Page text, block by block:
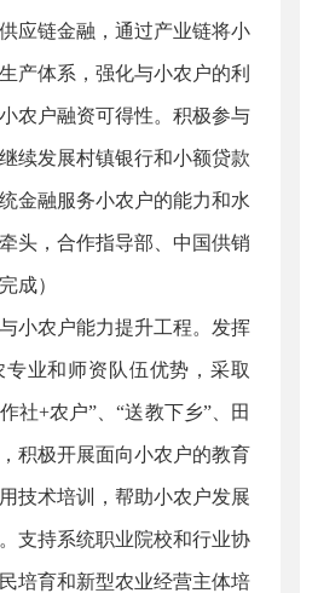
应链金融，通过产业链将小
产体系，强化与小农户的利
农户融资可得性。积极参与
续发展村镇银行和小额贷款
金融服务小农户的能力和水
头，合作指导部、中国供销
成）
与小农户能力提升工程。发挥
业和师资队伍优势，采取
社+农户”、“送教下乡”、田
积极开展面向小农户的教育
技术培训，帮助小农户发展
支持系统职业院校和行业协
培育和新型农业经营主体培